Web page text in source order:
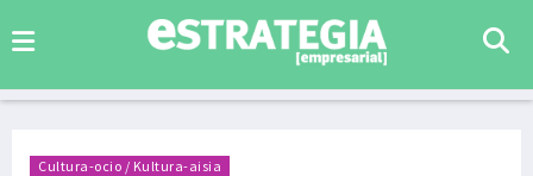
Cultura-ocio / Kultura-aisia